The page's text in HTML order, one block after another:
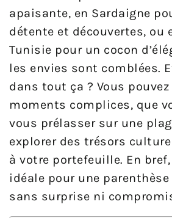
apaisante, en Sardaigne
détente et découvertes, ou
Tunisie pour un cocon
les envies sont comblées.
dans tout ça ? Vous
moments complices, que
vous prélasser sur une
explorer des trésors
à votre portefeuille. En
idéale pour une
sans surprise ni